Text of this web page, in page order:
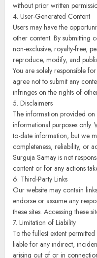
without prior written
4. User-Generated Content
Users may have the
other content. By submitting
non-exclusive, royalty-free,
reproduce, modify, and
You are solely responsible
agree not to submit any
infringes on the rights of
5. Disclaimers
The information provided
informational purposes only.
to-date information, but we
completeness, reliability, or
Surguja Samay is not
content or for any actions
6. Third-Party Links
Our website may contain
endorse or assume any
these sites. Accessing these
7. Limitation of Liability
To the fullest extent
liable for any indirect,
arising out of or in